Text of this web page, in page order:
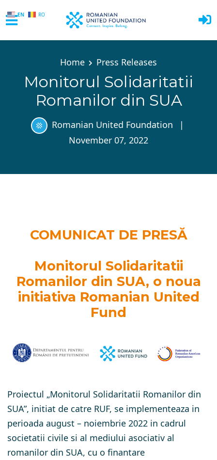
EN RO
Home Press Releases
Monitorul Solidaritatii
Romanilor din SUA
Romanian United Foundation
|
November 07, 2022
COMUNICAT DE PRESĂ
Monitorul Solidaritatii
Romanilor din SUA, o noua
initiativa Romanian United
Fund
Proiectul „Monitorul Solidaritatii Romanilor din
SUA”, initiat de catre RUF, se implementeaza in
perioada august – noiembrie 2022 in cadrul
societatii civile si al mediului asociativ al
romanilor din SUA, cu o finantare